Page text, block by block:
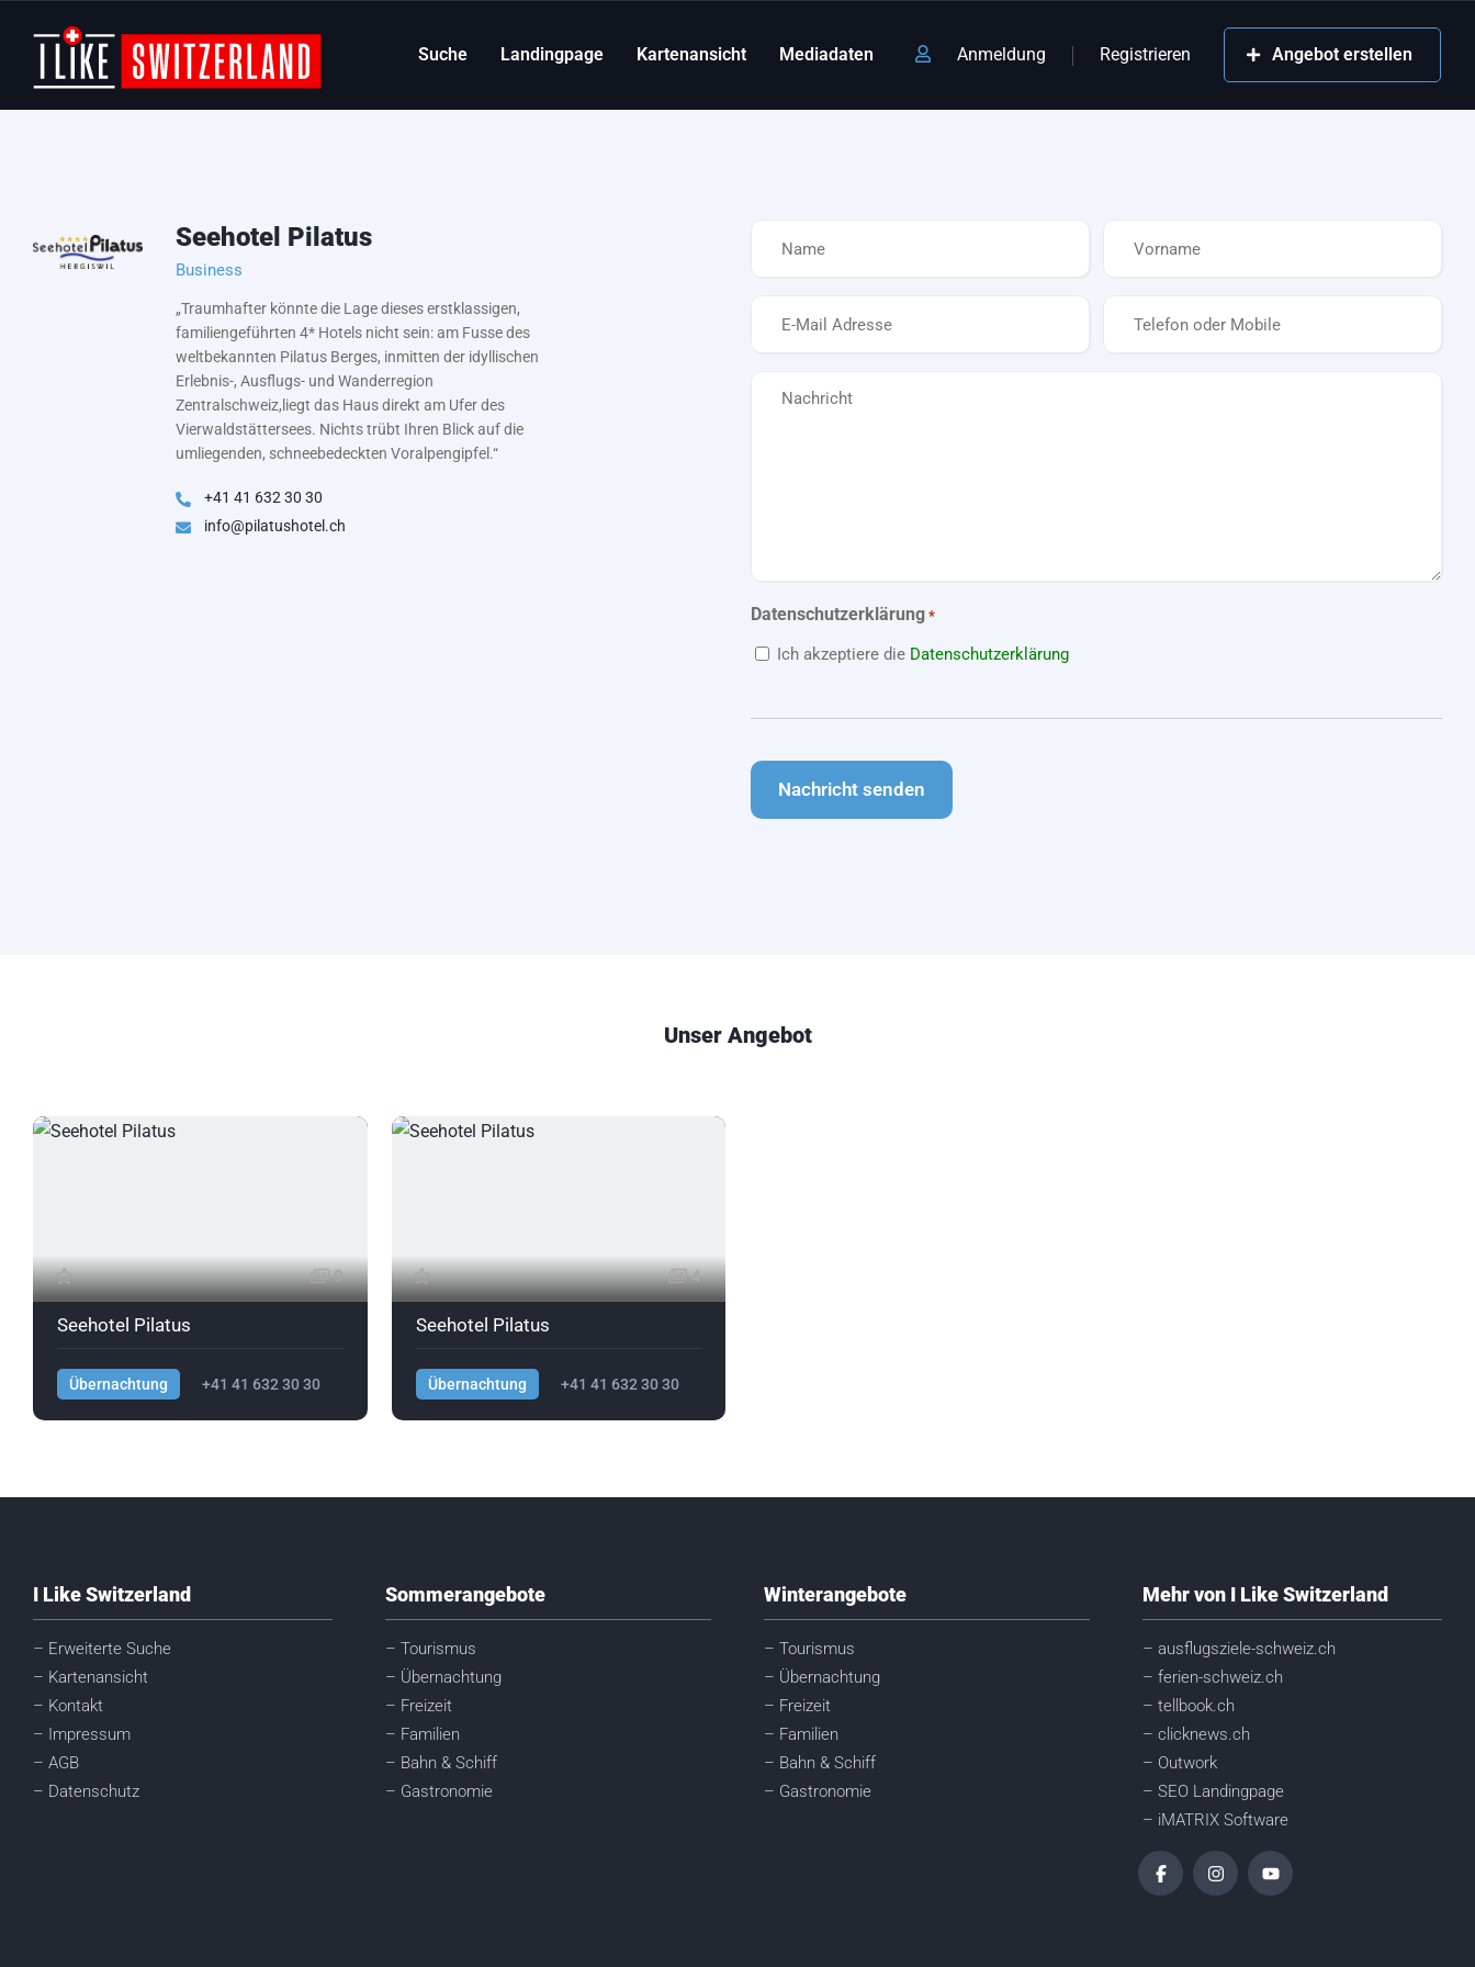
Suche Landingpage Kartenansicht Mediadaten Anmeldung Registrieren Angebot erstellen
Seehotel Pilatus
Business
„Traumhafter könnte die Lage dieses erstklassigen,
familiengeführten 4* Hotels nicht sein: am Fusse des
weltbekannten Pilatus Berges, inmitten der idyllischen
Erlebnis-, Ausflugs- und Wanderregion
Zentralschweiz,liegt das Haus direkt am Ufer des
Vierwaldstättersees. Nichts trübt Ihren Blick auf die
umliegenden, schneebedeckten Voralpengipfel.“
+41 41 632 30 30
info@pilatushotel.ch
Datenschutzerklärung *
Ich akzeptiere die Datenschutzerklärung
Unser Angebot
9
Seehotel Pilatus
Übernachtung +41 41 632 30 30
4
Seehotel Pilatus
Übernachtung +41 41 632 30 30
I Like Switzerland
– Erweiterte Suche
– Kartenansicht
– Kontakt
– Impressum
– AGB
– Datenschutz
Sommerangebote
– Tourismus
– Übernachtung
– Freizeit
– Familien
– Bahn & Schiff
– Gastronomie
Winterangebote
– Tourismus
– Übernachtung
– Freizeit
– Familien
– Bahn & Schiff
– Gastronomie
Mehr von I Like Switzerland
– ausflugsziele-schweiz.ch
– ferien-schweiz.ch
– tellbook.ch
– clicknews.ch
– Outwork
– SEO Landingpage
– iMATRIX Software